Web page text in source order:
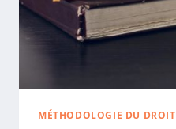
MÉTHODOLOGIE DU DROIT